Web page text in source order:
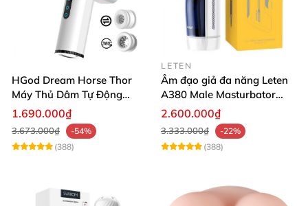
HGod Dream Horse Thor
Máy Thủ Dâm Tự Động
Rung Thụt Xoay 360 Độ
1.690.000₫
3.673.000₫
-54%
(388)
LETEN
Âm đạo giả đa năng Leten
A380 Male Masturbator
Version 4
2.600.000₫
3.333.000₫
-22%
(388)